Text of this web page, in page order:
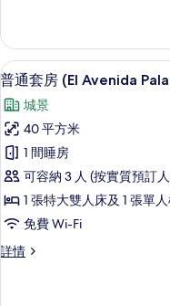
的
相
片
房
(Beatles)
詳
情
載
入
所
有
普
通
套
房
(El
12
普通套房 (El Avenida
城景
40 平方米
1 間睡房
可容納 3 人 (按實質預訂
1 張特大雙人床及 1 張單
免費 Wi-Fi
詳情
普